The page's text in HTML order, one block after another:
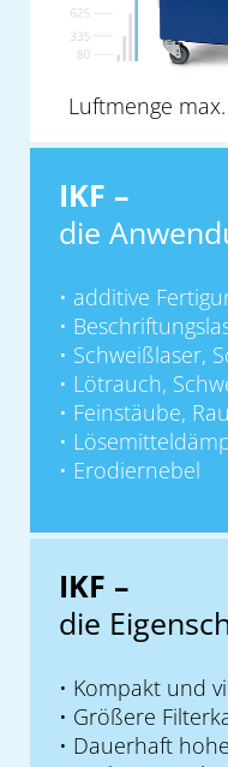
IKF –
die
additive
Schweißlaser,
Lötrauch,
Feinstäube,
Erodiernebel
Luftmenge
IKF –
die
Kompakt und
Größere
Dauerhaft